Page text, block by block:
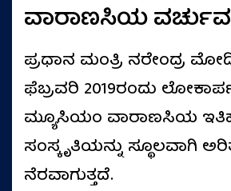
ವಾರಾಣಸಿಯ
ಪ್ರಧಾನ ಮಂತ್ರಿ ನರೇಂದ್ರ
ಫೆಬ್ರವರಿ 2019ರಂದು
ಮ್ಯೂಸಿಯಂ ವಾರಾಣಸಿಯ
ಸಂಸ್ಕೃತಿಯನ್ನು ಸ್ಥೂಲವಾಗಿ
ನೆರವಾಗುತ್ತದೆ.